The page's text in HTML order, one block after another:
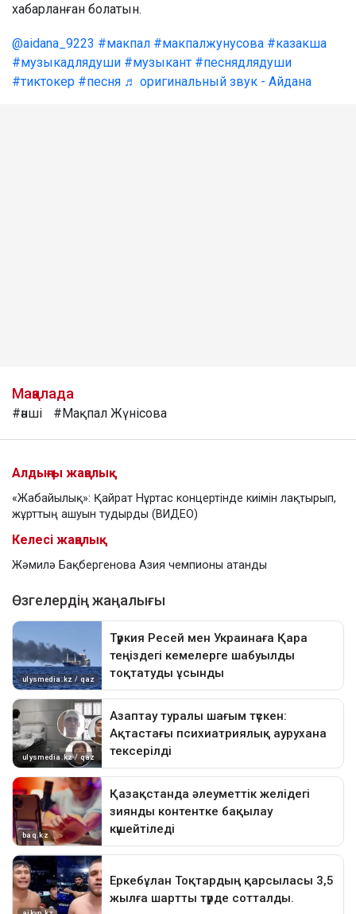
хабарланған болатын.
@aidana_9223 #макпал #макпалжунусова #казакша
#музыкадлядуши #музыкант #песнядлядуши
#тиктокер #песня ♬ оригинальный звук - Айдана
Мақалада
#әнші #Мақпал Жүнісова
Алдыңғы жаңалық
«Жабайылық»: Қайрат Нұртас концертінде киімін лақтырып,
жұрттың ашуын тудырды (ВИДЕО)
Келесі жаңалық
Жәмилә Бақбергенова Азия чемпионы атанды